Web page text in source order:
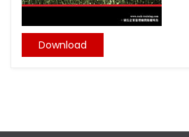
Download